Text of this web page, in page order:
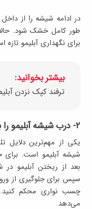
در ادامه شیشه را از
طور کامل خشک شود.
برای نگهداری آبلیمو تازه
بیشتر بخوانید:
ترفند کپک نزدن
۲- درب شیشه آبلیمو را با چسب محکم کنید
یکی از مهم‌ترین دلایل
شیشه آبلیمو است. برای
بعد از ریختن آبلیمو
سپس برای جلوگیری از
چسب نواری محکم کنید.
می‌دهد.